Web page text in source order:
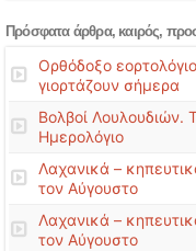
Πρόσφατα άρθρα, καιρός,
Ορθόδοξο
γιορτάζουν σήμερα
Βολβοί Λουλουδιών.
Ημερολόγιο
Λαχανικά –
τον Αύγουστο
Λαχανικά –
τον Αύγουστο